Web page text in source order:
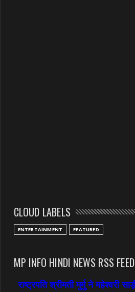
CLOUD LABELS
ENTERTAINMENT FEATURED
MP INFO HINDI NEWS RSS FEED